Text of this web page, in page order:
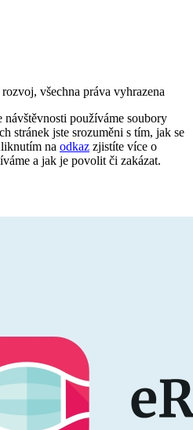
všechna práva vyhrazena
používáme soubory
stránek jste srozuměni s tím, jak se
na odkaz zjistíte více o
a jak je povolit či zakázat.